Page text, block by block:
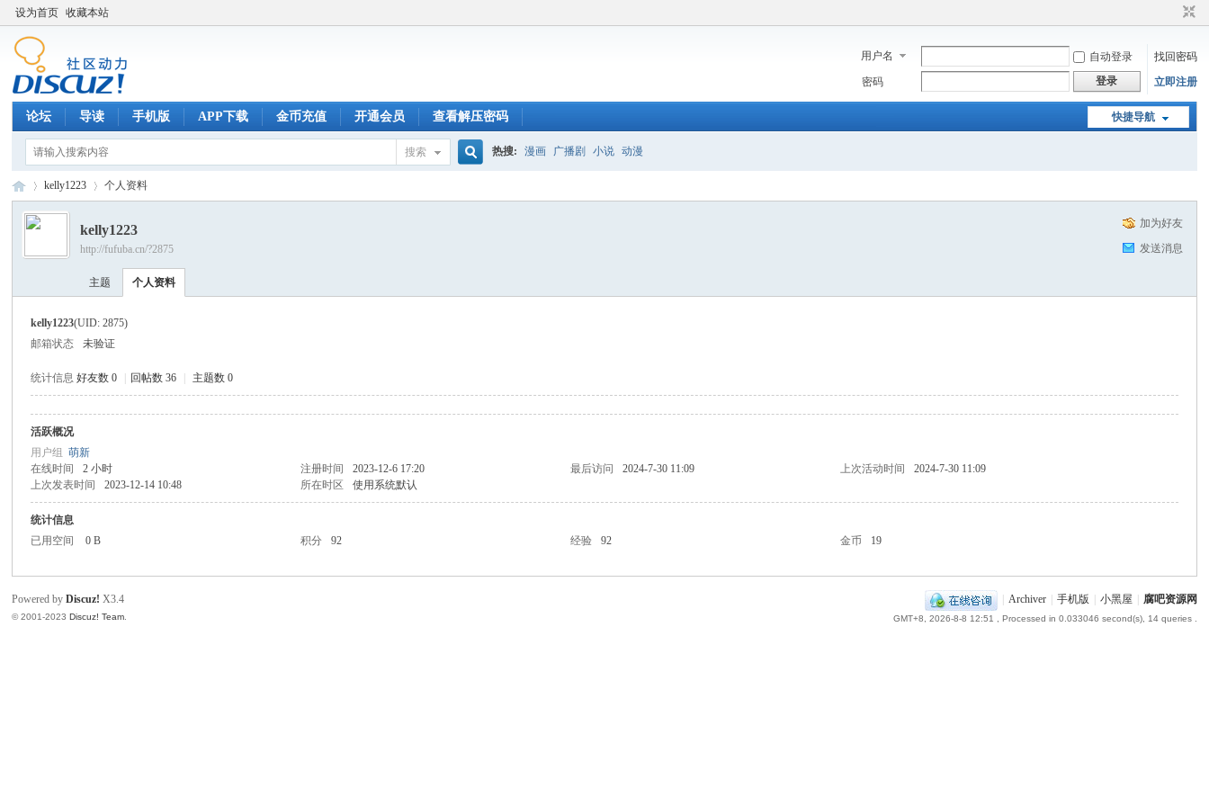
设为首页 收藏本站
用户名 自动登录
找回密码
密码
登录 立即注册
快捷导航
论坛 导读 手机版 APP下载 金币充值 开通会员 查看解压密码
搜索 热搜: 漫画 广播剧 小说 动漫
资
›
kelly1223 个人资料
加为好友
发送消息
kelly1223
http://fufuba.cn/?2875
主题 个人资料
kelly1223(UID: 2875)
邮箱状态
未验证
统计信息 好友数 0 回帖数 36 主题数 0
活跃概况
用户组萌新
在线时间
2 小时 注册时间 2023-12-6 17:20 最后访问 2024-7-30 11:09 上次活动时间
2024-7-30 11:09
上次发表时间
2023-12-14 10:48 所在时区 使用系统默认
统计信息
已用空间
0 B 积分 92 经验 92 金币 19
Archiver 手机版 小黑屋 腐吧资源网
GMT+8, 2026-8-8 12:51 , Processed in 0.033046 second(s), 14 queries .
Powered byDiscuz! X3.4
© 2001-2023Discuz! Team